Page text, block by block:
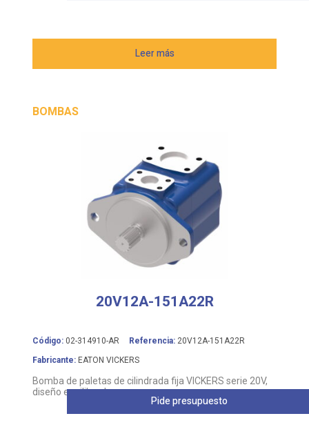
Leer más
BOMBAS
20V12A-151A22R
Código: 02-314910-AR Referencia: 20V12A-151A22R
Fabricante: EATON VICKERS
Bomba de paletas de cilindrada fija VICKERS serie 20V,
diseño equilibrado
Pide presupuesto